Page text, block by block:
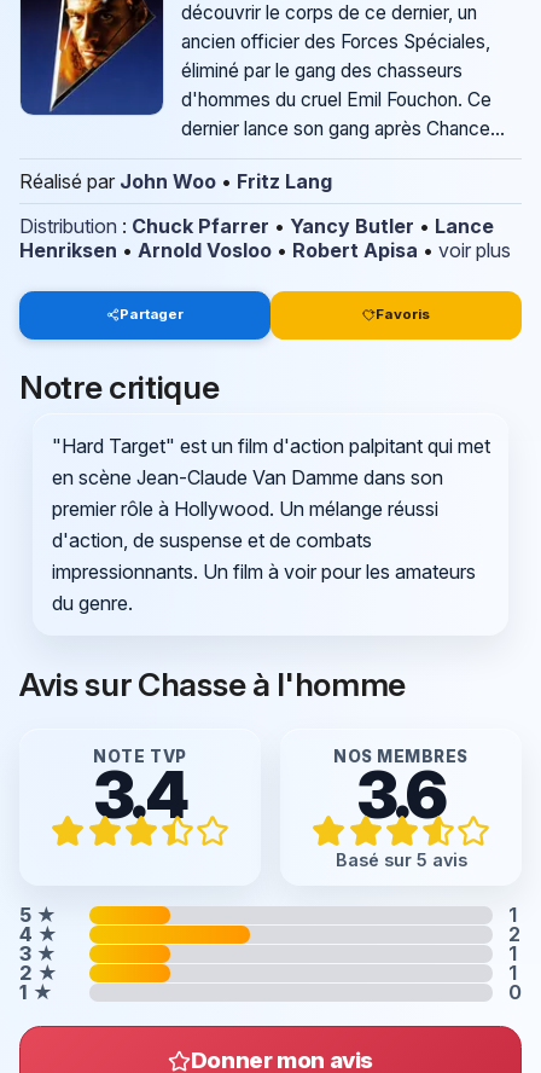
découvrir le corps de ce dernier, un
ancien officier des Forces Spéciales,
éliminé par le gang des chasseurs
d'hommes du cruel Emil Fouchon. Ce
dernier lance son gang après Chance...
Réalisé par John Woo • Fritz Lang
Distribution : Chuck Pfarrer • Yancy Butler • Lance
Henriksen • Arnold Vosloo • Robert Apisa • voir plus
Partager Favoris
Notre critique
"Hard Target" est un film d'action palpitant qui met
en scène Jean-Claude Van Damme dans son
premier rôle à Hollywood. Un mélange réussi
d'action, de suspense et de combats
impressionnants. Un film à voir pour les amateurs
du genre.
Avis sur Chasse à l'homme
NOTE TVP
3.4 NOS MEMBRES
3.6
Basé sur 5 avis
5 ★
1
4 ★
2
3 ★
1
2 ★
1
1 ★ 0
Donner mon avis